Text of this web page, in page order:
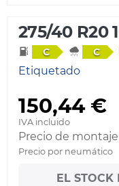
275/40 R20
C C
Etiquetado
150,44 €
IVA incluido
Precio de
Precio por neumático
EL STOCK